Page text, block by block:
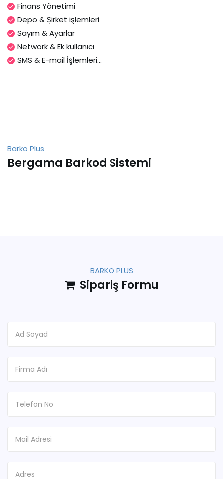
Finans Yönetimi
Depo & Şirket işlemleri
Sayım & Ayarlar
Network & Ek kullanıcı
SMS & E-mail İşlemleri...
Barko Plus
Bergama Barkod Sistemi
BARKO PLUS
Sipariş Formu